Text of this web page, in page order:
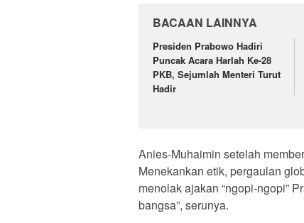
BACAAN LAINNYA
Presiden Prabowo Hadiri
Puncak Acara Harlah Ke-28
PKB, Sejumlah Menteri Turut
Hadir
Anies-Muhaimin setelah
Menekankan etik, pergaulan
menolak ajakan “ngopi-ngopi”
bangsa”, serunya.